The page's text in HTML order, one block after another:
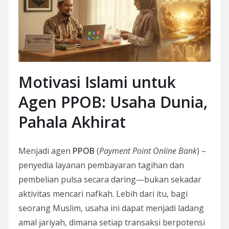
Motivasi Islami untuk
Agen PPOB: Usaha Dunia,
Pahala Akhirat
Menjadi agen PPOB (Payment Point Online Bank) –
penyedia layanan pembayaran tagihan dan
pembelian pulsa secara daring—bukan sekadar
aktivitas mencari nafkah. Lebih dari itu, bagi
seorang Muslim, usaha ini dapat menjadi ladang
amal jariyah, dimana setiap transaksi berpotensi